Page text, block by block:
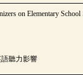
on Elementary School
聽力影響